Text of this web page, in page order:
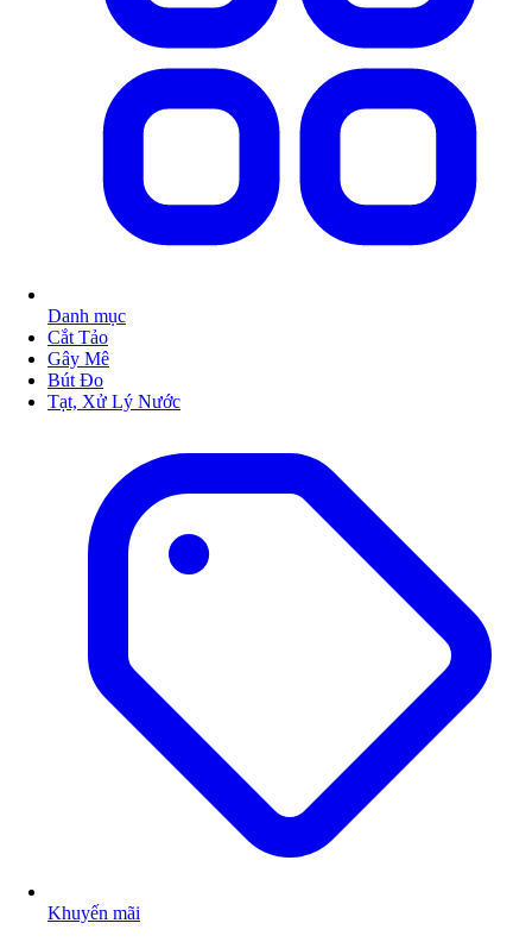
Danh mục
Cắt Tảo
Gây Mê
Bút Đo
Tạt, Xử Lý Nước
Khuyến mãi